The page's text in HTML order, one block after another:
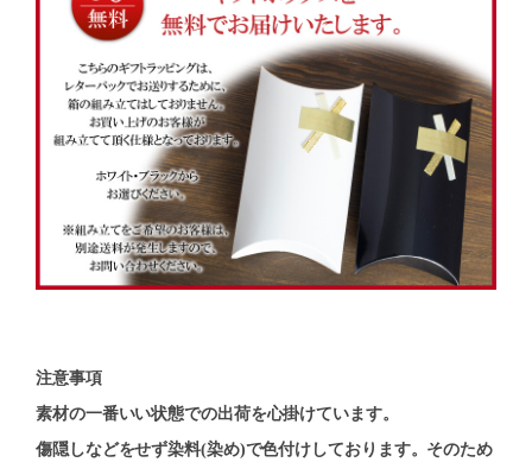
注意事項
素材の一番いい状態での出荷を心掛けています。
傷隠しなどをせず染料(染め)で色付けしております。そのため